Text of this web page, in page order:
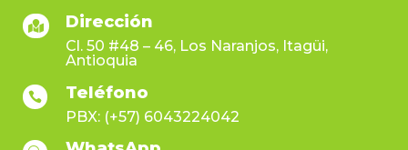
 Dirección
Cl. 50 #48 – 46, Los Naranjos, Itagüi,
Antioquia
 Teléfono
PBX: (+57) 6043224042